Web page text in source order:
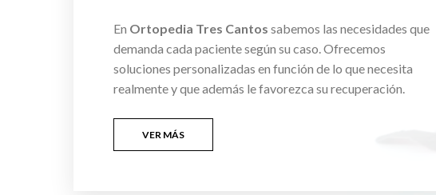
En Ortopedia Tres Cantos sabemos las necesidades que
demanda cada paciente según su caso. Ofrecemos
soluciones personalizadas en función de lo que necesita
realmente y que además le favorezca su recuperación.
VER MÁS